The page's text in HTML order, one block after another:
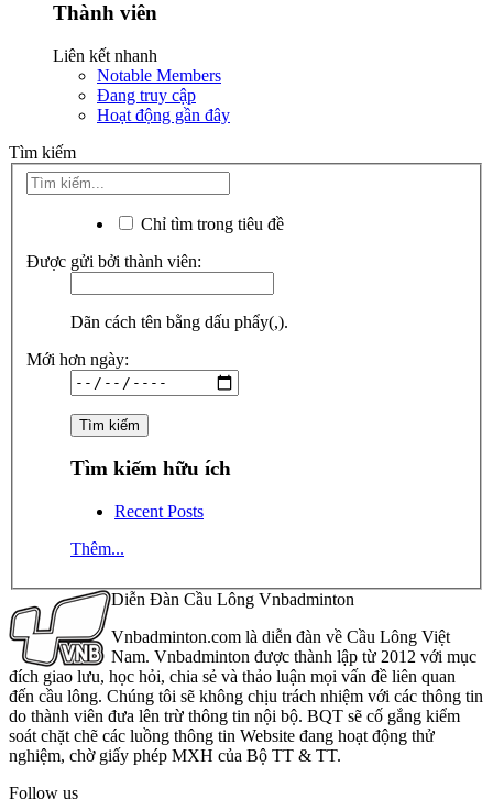
Thành viên
Liên kết nhanh
Notable Members
Đang truy cập
Hoạt động gần đây
Tìm kiếm
Chỉ tìm trong tiêu đề
Được gửi bởi thành viên:
Dãn cách tên bằng dấu phẩy(,).
Mới hơn ngày:
Tìm kiếm hữu ích
Recent Posts
Thêm...
Diễn Đàn Cầu Lông Vnbadminton
Vnbadminton.com là diễn đàn về Cầu Lông Việt
Nam. Vnbadminton được thành lập từ 2012 với mục
đích giao lưu, học hỏi, chia sẻ và thảo luận mọi vấn đề liên quan
đến cầu lông. Chúng tôi sẽ không chịu trách nhiệm với các thông tin
do thành viên đưa lên trừ thông tin nội bộ. BQT sẽ cố gắng kiểm
soát chặt chẽ các luồng thông tin Website đang hoạt động thử
nghiệm, chờ giấy phép MXH của Bộ TT & TT.
Follow us